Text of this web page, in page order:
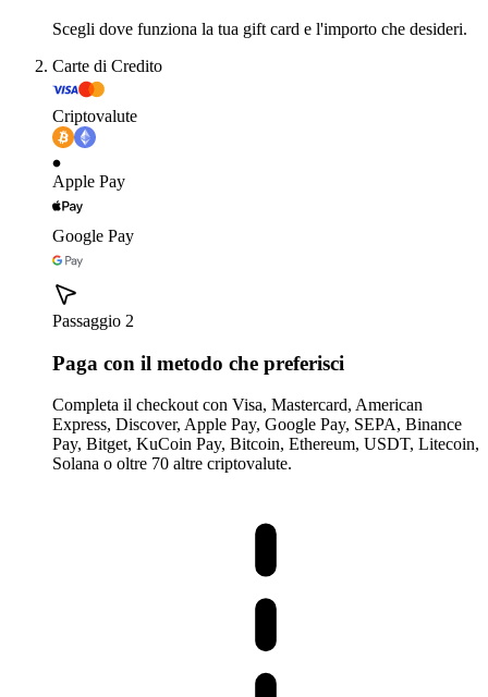
Scegli dove funziona la tua gift card e l'importo che desideri.
Carte di Credito
Criptovalute
Apple Pay
Google Pay
Passaggio 2
Paga con il metodo che preferisci
Completa il checkout con Visa, Mastercard, American
Express, Discover, Apple Pay, Google Pay, SEPA, Binance
Pay, Bitget, KuCoin Pay, Bitcoin, Ethereum, USDT, Litecoin,
Solana o oltre 70 altre criptovalute.